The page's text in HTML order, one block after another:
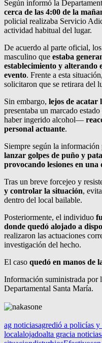
Según informó la
cerca de las 4:00 de la
policial realizaba Servicio
actividad habitual del lugar.
De acuerdo al parte oficial,
masculino que estaba
establecimiento y alterando
evento. Frente a esta
solicitaron que se retirara del
Sin embargo, lejos de acatar
presentaba un marcado
haber ingerido alcohol—
personal actuante.
Siempre según la
lanzar golpes de puño y
provocando lesiones en una
Tras un breve forcejeo y
y controlar la situación,
dentro del local bailable.
Posteriormente, el individuo
donde quedó alojado a
realizaron las actuaciones
investigación del hecho.
El caso quedó en manos de
Información suministrada por
Departamental Santa María.
ag noticiasagredió a policías
localalojadoalta gracia noticias